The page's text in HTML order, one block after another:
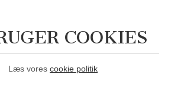
COOKIES
Læs vores cookie politik